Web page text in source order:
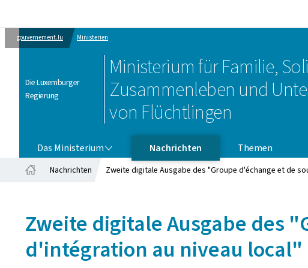
gouvernement.lu Ministerien
Die Luxemburger
Regierung
Ministerium für Familie,
Zusammenleben und
von Flüchtlingen
Das Ministerium Nachrichten Themen
Nachrichten Zweite digitale Ausgabe des "Groupe d'échange et de
Zweite digitale Ausgabe des
d'intégration au niveau local"